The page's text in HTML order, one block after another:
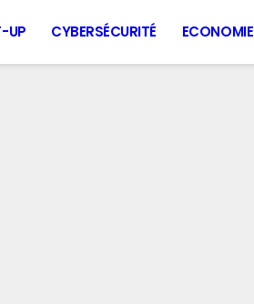
UP CYBERSÉCURITÉ ECONOMIE